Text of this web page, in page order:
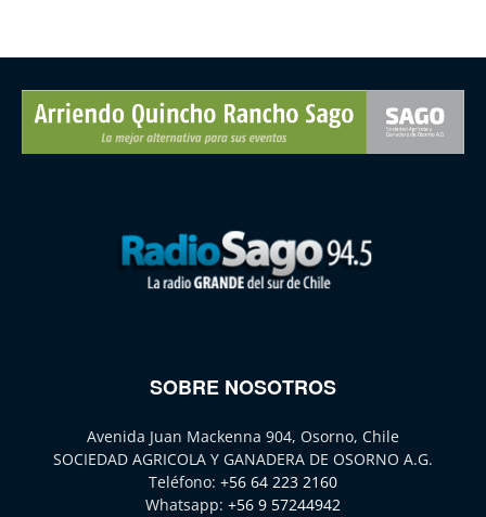
SOBRE NOSOTROS
Avenida Juan Mackenna 904, Osorno, Chile
SOCIEDAD AGRICOLA Y GANADERA DE OSORNO A.G.
Teléfono: +56 64 223 2160
Whatsapp: +56 9 57244942